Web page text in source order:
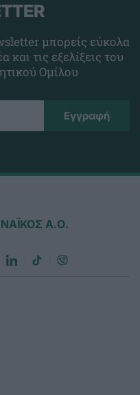
μπορείς εύκολα
τις εξελίξεις του
Ομίλου
Α.Ο.